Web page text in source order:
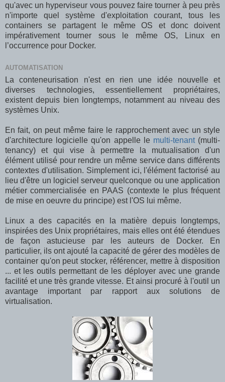
qu'avec un hyperviseur vous pouvez faire tourner à peu près
n'importe quel système d'exploitation courant, tous les
containers se partagent le même OS et donc doivent
impérativement tourner sous le même OS, Linux en
l’occurrence pour Docker.
AUTOMATISATION
La conteneurisation n'est en rien une idée nouvelle et
diverses technologies, essentiellement propriétaires,
existent depuis bien longtemps, notamment au niveau des
systèmes Unix.
En fait, on peut même faire le rapprochement avec un style
d'architecture logicielle qu'on appelle le multi-tenant(multi-
tenancy) et qui vise à permettre la mutualisation d'un
élément utilisé pour rendre un même service dans différents
contextes d'utilisation. Simplement ici, l'élément factorisé au
lieu d'être un logiciel serveur quelconque ou une application
métier commercialisée en PAAS (contexte le plus fréquent
de mise en oeuvre du principe) est l'OS lui même.
Linux a des capacités en la matière depuis longtemps,
inspirées des Unix propriétaires, mais elles ont été étendues
de façon astucieuse par les auteurs de Docker. En
particulier, ils ont ajouté la capacité de gérer des modèles de
container qu'on peut stocker, référencer, mettre à disposition
... et les outils permettant de les déployer avec une grande
facilité et une très grande vitesse. Et ainsi procuré à l'outil un
avantage important par rapport aux solutions de
virtualisation.